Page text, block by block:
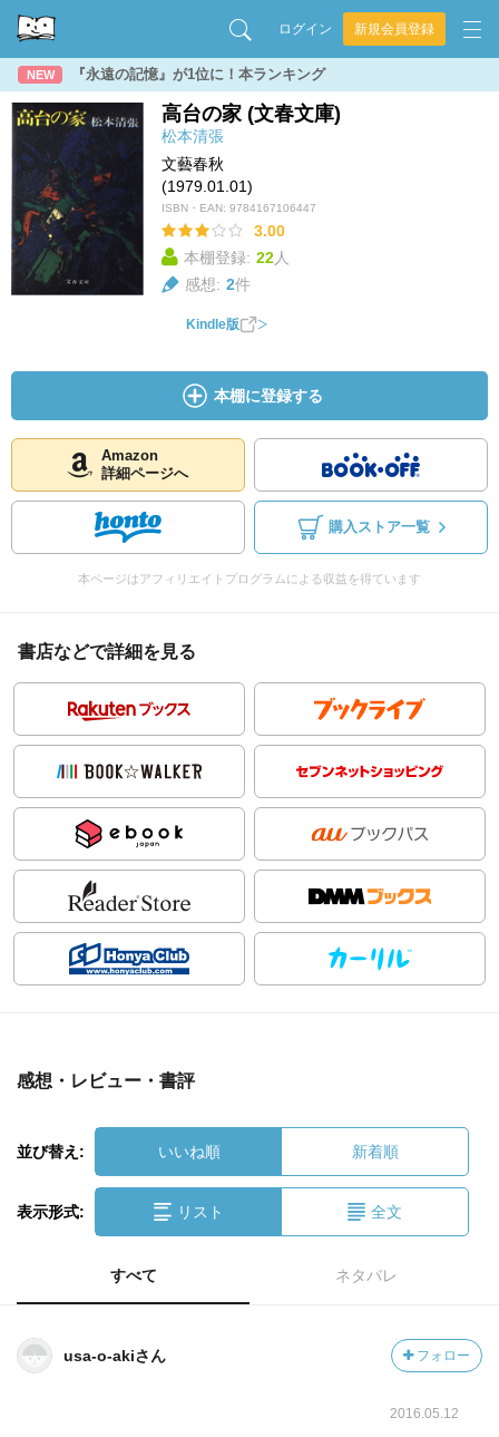
ログイン 新規会員登録
NEW 『永遠の記憶』が1位に！本ランキング
高台の家 (文春文庫)
松本清張
文藝春秋
(1979.01.01)
ISBN・EAN: 9784167106447
3.00
本棚登録: 22人
感想: 2件
Kindle版
本棚に登録する
Amazon
詳細ページへ
購入ストア一覧
本ページはアフィリエイトプログラムによる収益を得ています
書店などで詳細を見る
感想・レビュー・書評
並び替え: いいね順 新着順
表示形式: リスト 全文
すべて ネタバレ
usa-o-akiさん フォロー
2016.05.12